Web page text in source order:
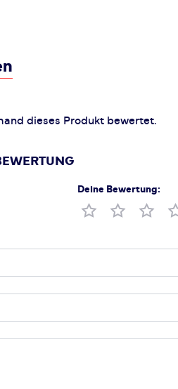
dieses Produkt bewertet.
Deine Bewertung:
Produktbewertung